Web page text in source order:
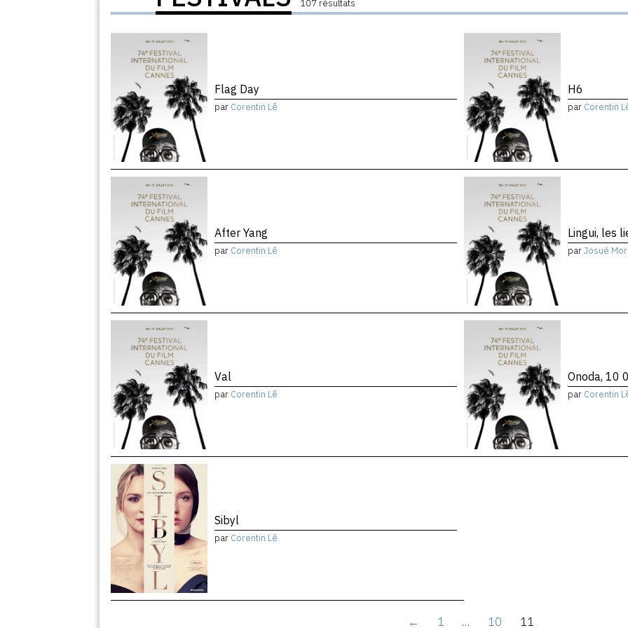
107 résultats
Flag Day
par Corentin Lê
H6
par Corentin
After Yang
par Corentin Lê
Lingui, les
parJosué
Val
par Corentin Lê
Onoda, 10
par Corentin
Sibyl
par Corentin Lê
← 1 … 10 11